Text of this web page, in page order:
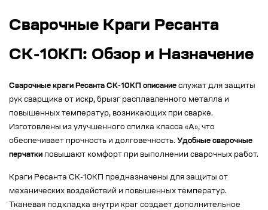
Сварочные Краги Ресанта
СК-10КП: Обзор и Назначение
Сварочные краги Ресанта СК-10КП описание служат для защиты
рук сварщика от искр, брызг расплавленного металла и
повышенных температур, возникающих при сварке.
Изготовлены из улучшенного спилка класса «А», что
обеспечивает прочность и долговечность. Удобные сварочные
перчатки повышают комфорт при выполнении сварочных работ.
Краги Ресанта СК-10КП предназначены для защиты от
механических воздействий и повышенных температур.
Тканевая подкладка внутри краг создает дополнительное